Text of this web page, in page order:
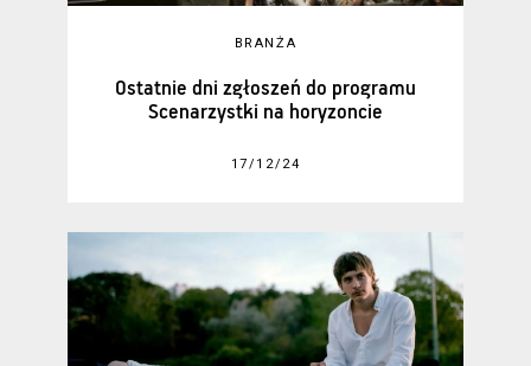
BRANŻA
Ostatnie dni zgłoszeń do programu
Scenarzystki na horyzoncie
17/12/24